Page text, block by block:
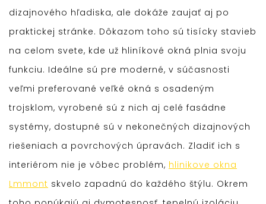
dizajnového hľadiska, ale dokáže zaujať aj po
praktickej stránke. Dôkazom toho sú tisícky stavieb
na celom svete, kde už hliníkové okná plnia svoju
funkciu. Ideálne sú pre moderné, v súčasnosti
veľmi preferované veľké okná s osadeným
trojsklom, vyrobené sú z nich aj celé fasádne
systémy, dostupné sú v nekonečných dizajnových
riešeniach a povrchových úpravách. Zladiť ich s
interiérom nie je vôbec problém, hlinikove okna
Lmmont skvelo zapadnú do každého štýlu. Okrem